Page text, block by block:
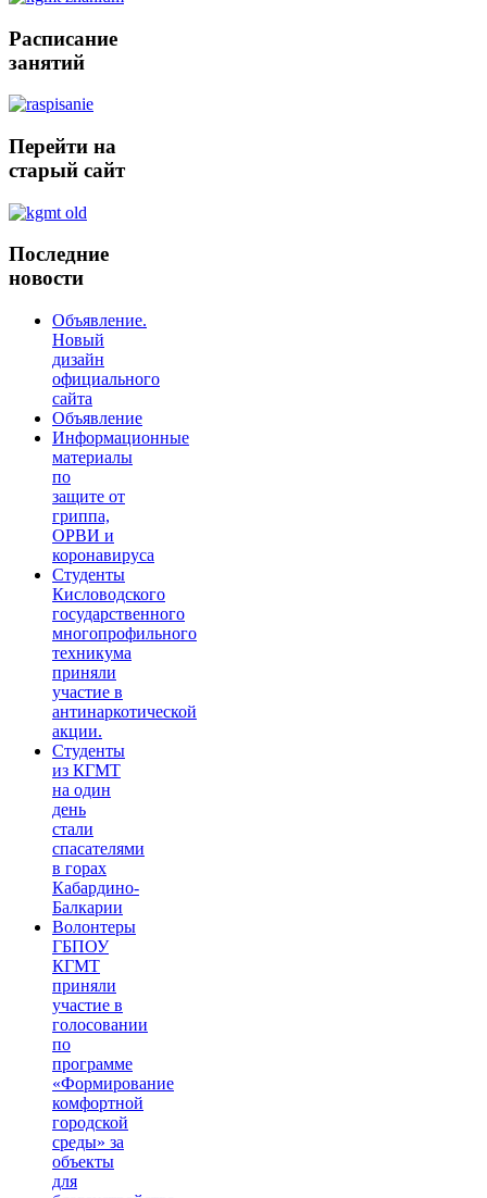
Расписание
занятий
Перейти на
старый сайт
Последние
новости
Объявление.
Новый
дизайн
официального
сайта
Объявление
Информационные
материалы
по
защите от
гриппа,
ОРВИ и
коронавируса
Студенты
Кисловодского
государственного
многопрофильного
техникума
приняли
участие в
антинаркотической
акции.
Студенты
из КГМТ
на один
день
стали
спасателями
в горах
Кабардино-
Балкарии
Волонтеры
ГБПОУ
КГМТ
приняли
участие в
голосовании
по
программе
«Формирование
комфортной
городской
среды» за
объекты
для